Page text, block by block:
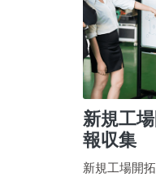
新規工
報収集
新規工場開